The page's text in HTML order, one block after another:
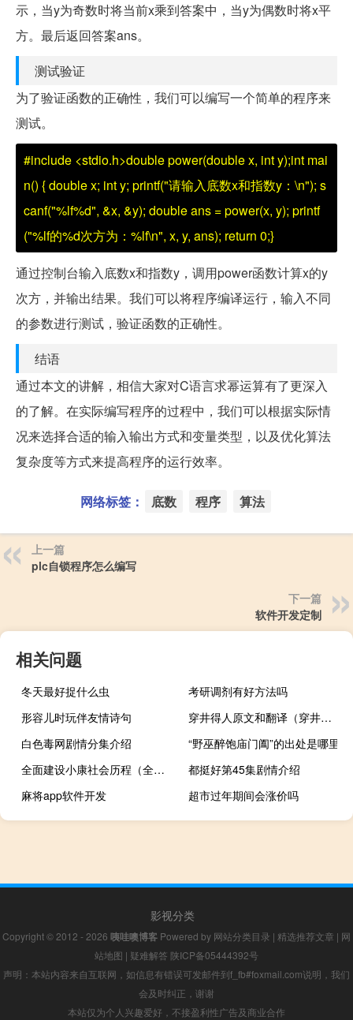
示，当y为奇数时将当前x乘到答案中，当y为偶数时将x平
方。最后返回答案ans。
测试验证
为了验证函数的正确性，我们可以编写一个简单的程序来
测试。
#include <stdio.h>double power(double x, int y);int mai
n() { double x; int y; printf("请输入底数x和指数y：\n"); s
canf("%lf%d", &x, &y); double ans = power(x, y); printf
("%lf的%d次方为：%lf\n", x, y, ans); return 0;}
通过控制台输入底数x和指数y，调用power函数计算x的y
次方，并输出结果。我们可以将程序编译运行，输入不同
的参数进行测试，验证函数的正确性。
结语
通过本文的讲解，相信大家对C语言求幂运算有了更深入
的了解。在实际编写程序的过程中，我们可以根据实际情
况来选择合适的输入输出方式和变量类型，以及优化算法
复杂度等方式来提高程序的运行效率。
网络标签： 底数 程序 算法
上一篇
plc自锁程序怎么编写
下一篇
软件开发定制
相关问题
冬天最好捉什么虫
考研调剂有好方法吗
形容儿时玩伴友情诗句
穿井得人原文和翻译（穿井得人原文及翻译）
白色毒网剧情分集介绍
“野巫醉饱庙门阖”的出处是哪里
全面建设小康社会历程（全面建设小康社会历程）
都挺好第45集剧情介绍
麻将app软件开发
超市过年期间会涨价吗
影视分类
Copyright © 2012 - 2026 咦哇噢博客 Powered by 网站分类目录 | 精选推荐文章 | 网
站地图 | 疑难解答 陕ICP备05444392号
声明：本站内容来自互联网，如信息有错误可发邮件到f_fb#foxmail.com说明，我们
会及时纠正，谢谢
本站仅为个人兴趣爱好，不接盈利性广告及商业合作